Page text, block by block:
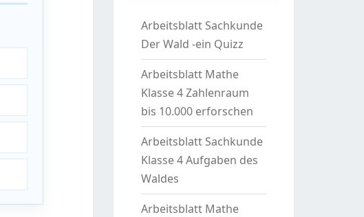
Arbeitsblatt Sachkunde
Der Wald -ein Quizz
Arbeitsblatt Mathe
Klasse 4 Zahlenraum
bis 10.000 erforschen
Arbeitsblatt Sachkunde
Klasse 4 Aufgaben des
Waldes
Arbeitsblatt Mathe